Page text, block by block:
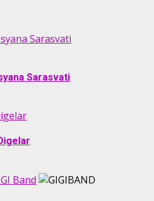
Sarasvati
Sarasvati
Band